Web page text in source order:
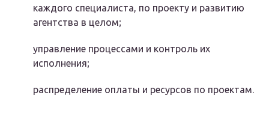
каждого специалиста, по проекту и развитию
агентства в целом;
управление процессами и контроль их
исполнения;
распределение оплаты и ресурсов по проектам.